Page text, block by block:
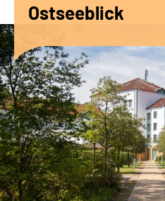
Karriere
Sozialdienste & Zuweisende
Suche
Leichte Sprache
Ostseeblick